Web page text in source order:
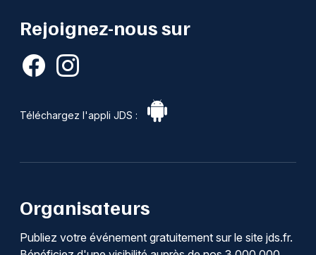
Rejoignez-nous sur
Téléchargez l'appli JDS :
Organisateurs
Publiez votre événement gratuitement sur le site jds.fr.